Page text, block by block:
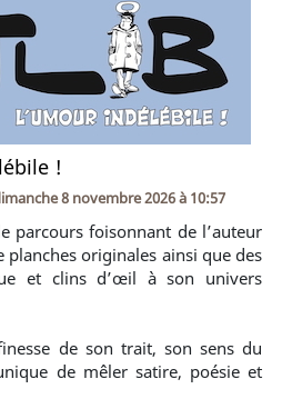
!
8 novembre 2026 à 10:57
parcours foisonnant de l’auteur
originales ainsi que des
et clins d’œil à son univers
de son trait, son sens du
de mêler satire, poésie et